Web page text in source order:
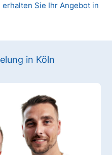
Sie Ihr Angebot in
in Köln